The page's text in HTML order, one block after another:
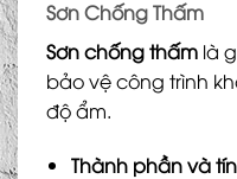
Sơn Chống Thấm
Sơn chống thấm là
bảo vệ công trình
độ ẩm.
Thành phần và